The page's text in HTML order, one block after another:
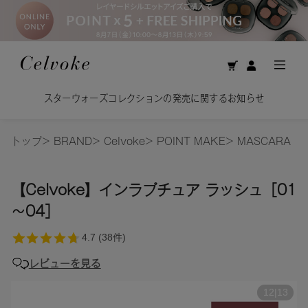
ターウォーズコレクションの発売に関するお知らせ
トップ> BRAND> Celvoke> POINT MAKE> MASCARA
【Celvoke】インラプチュア ラッシュ［01
～04］
レビューを見る
12 13